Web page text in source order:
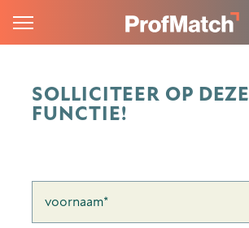
SOLLICITEER OP DEZE
FUNCTIE!